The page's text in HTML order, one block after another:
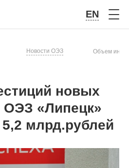
EN
Новости ОЭЗ Объем
новых
ОЭЗ «Липецк»
5,2 млрд.рублей